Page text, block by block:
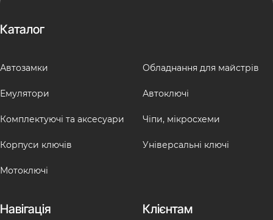
Каталог
Автозамки
Емулятори
Комплектуючі та аксесуари
Корпуси ключів
Мотоключі
Обладнання для майстрів
Автоключі
Чіпи, мікросхеми
Універсальні ключі
Навігація Клієнтам